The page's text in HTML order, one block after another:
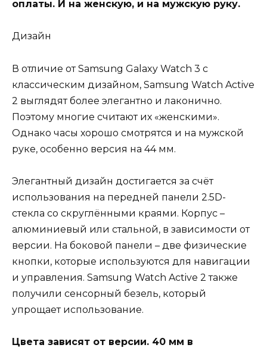
оплаты. И на женскую, и на мужскую руку.
Дизайн
В отличие от Samsung Galaxy Watch 3 с
классическим дизайном, Samsung Watch Active
2 выглядят более элегантно и лаконично.
Поэтому многие считают их «женскими».
Однако часы хорошо смотрятся и на мужской
руке, особенно версия на 44 мм.
Элегантный дизайн достигается за счёт
использования на передней панели 2.5D-
стекла со скруглёнными краями. Корпус –
алюминиевый или стальной, в зависимости от
версии. На боковой панели – две физические
кнопки, которые используются для навигации
и управления. Samsung Watch Active 2 также
получили сенсорный безель, который
упрощает использование.
Цвета зависят от версии. 40 мм в